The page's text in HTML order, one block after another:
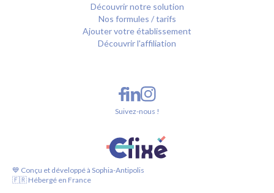
Découvrir notre solution
Nos formules / tarifs
Ajouter votre établissement
Découvrir l'affiliation
💙 Conçu et développé à Sophia-Antipolis
🇫🇷 Hébergé en France
Suivez-nous !